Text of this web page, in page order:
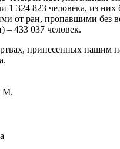
1 324 823 человека, из них
от ран, пропавшими без
433 037 человек.
принесенных нашим
М.